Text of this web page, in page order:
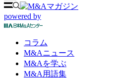
powered by
コラム
M&Aニュース
M&Aを学ぶ
M&A 用語集